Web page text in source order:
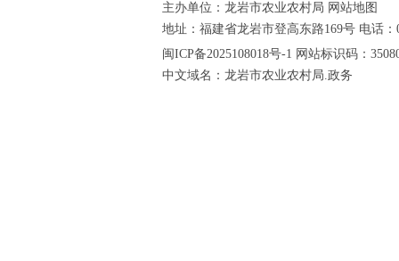
主办单位：龙岩市农业农村局 网站地图
地址：福建省龙岩市登高东路169号 电话：
闽ICP备2025108018号-1 网站标识码：
中文域名：龙岩市农业农村局.政务